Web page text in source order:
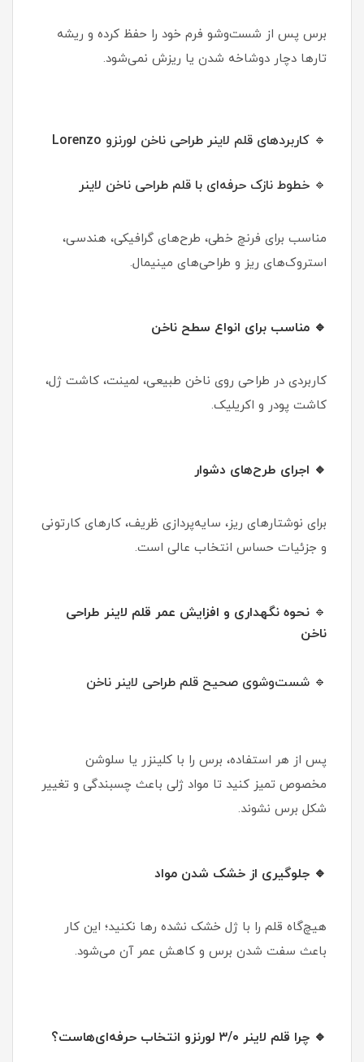
برس پس از شست‌وشو فرم خود را حفظ کرده و ریشه
تارها دچار دوشاخه شدن یا ریزش نمی‌شود.
🔹 کاربردهای قلم لاینر طراحی ناخن لورنزو Lorenzo
🔹 خطوط نازک حرفه‌ای با قلم طراحی ناخن لاینر
مناسب برای فرنچ خطی، طرح‌های گرافیکی، هندسی،
استروک‌های ریز و طراحی‌های مینیمال.
🔹 مناسب برای انواع سطح ناخن
کاربردی در طراحی روی ناخن طبیعی، لمینت، کاشت ژل،
کاشت پودر و اکریلیک.
🔹 اجرای طرح‌های دشوار
برای نوشتارهای ریز، سایه‌پردازی ظریف، کارهای کارتونی
و جزئیات حساس انتخاب عالی است.
🔹 نحوه نگهداری و افزایش عمر قلم لاینر طراحی
ناخن
🔹 شست‌وشوی صحیح قلم طراحی لاینر ناخن
پس از هر استفاده، برس را با کلینزر یا سلوشن
مخصوص تمیز کنید تا مواد ژلی باعث چسبندگی و تغییر
شکل برس نشوند.
🔹 جلوگیری از خشک شدن مواد
هیچ‌گاه قلم را با ژل خشک نشده رها نکنید؛ این کار
باعث سفت شدن برس و کاهش عمر آن می‌شود.
🔹 چرا قلم لاینر ۳/۰ لورنزو انتخاب حرفه‌ای‌هاست؟